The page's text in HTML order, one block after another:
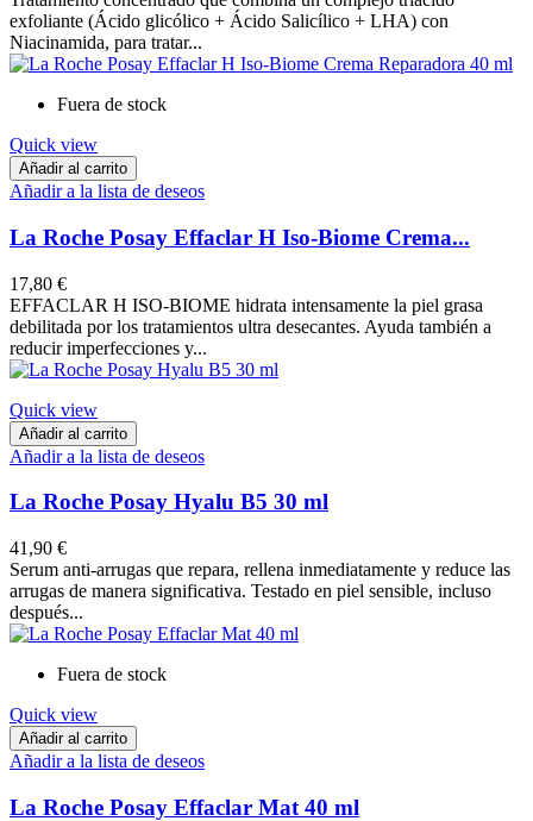
exfoliante (Ácido glicólico + Ácido Salicílico + LHA) con
Niacinamida, para tratar...
Fuera de stock
Quick view
Añadir al carrito
Añadir a la lista de deseos
La Roche Posay Effaclar H Iso-Biome Crema...
17,80 €
EFFACLAR H ISO-BIOME hidrata intensamente la piel grasa
debilitada por los tratamientos ultra desecantes. Ayuda también a
reducir imperfecciones y...
Quick view
Añadir al carrito
Añadir a la lista de deseos
La Roche Posay Hyalu B5 30 ml
41,90 €
Serum anti-arrugas que repara, rellena inmediatamente y reduce las
arrugas de manera significativa. Testado en piel sensible, incluso
después...
Fuera de stock
Quick view
Añadir al carrito
Añadir a la lista de deseos
La Roche Posay Effaclar Mat 40 ml